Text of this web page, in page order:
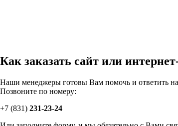
Как заказать сайт или
Наши менеджеры готовы Вам помочь и ответить
Позвоните по номеру:
+7 (831) 231-23-24